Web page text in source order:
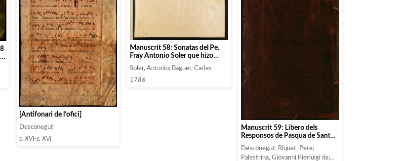
[Antifonari de l’ofici]
Desconegut
s. XVI-s. XVI
Manuscrit 58: Sonatas del Pe.
Fray Antonio Soler que hizo
para la diversión del
Sereníssimo Señor Infante Don
Gabriel : obra 7ª y 8ª año
Soler, Antonio; Baguer, Carles
1786
Manuscrit 59: Libero dels
Responsos de Pasqua de Sant
Desconegut; Riquet, Pere;
Palestrina, Giovanni Pierluigi da;